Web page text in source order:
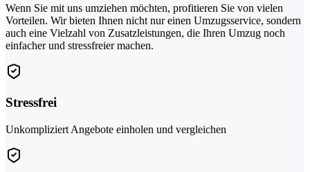
Wenn Sie mit uns umziehen möchten, profitieren Sie von vielen
Vorteilen. Wir bieten Ihnen nicht nur einen Umzugsservice, sondern
auch eine Vielzahl von Zusatzleistungen, die Ihren Umzug noch
einfacher und stressfreier machen.
Stressfrei
Unkompliziert Angebote einholen und vergleichen